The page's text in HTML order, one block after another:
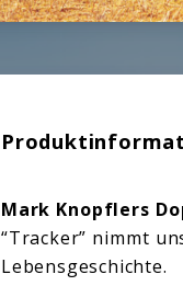
Mark Knopflers
“Tracker” nimmt
Lebensgeschichte.